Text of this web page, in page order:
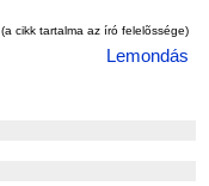
(a cikk tartalma az író felelõssége)
Lemondás